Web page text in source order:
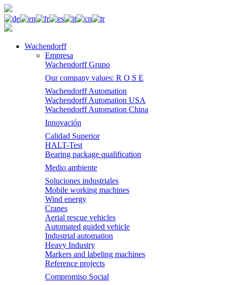
Wachendorff
Empresa
Wachendorff Grupo
Our company values: R O S E
Wachendorff Automation
Wachendorff Automation USA
Wachendorff Automation China
Innovación
Calidad Superior
HALT-Test
Bearing package qualification
Medio ambiente
Soluciones industriales
Mobile working machines
Wind energy
Cranes
Aerial rescue vehicles
Automated guided vehicle
Industrial automation
Heavy Industry
Markers and labeling machines
Reference projects
Compromiso Social